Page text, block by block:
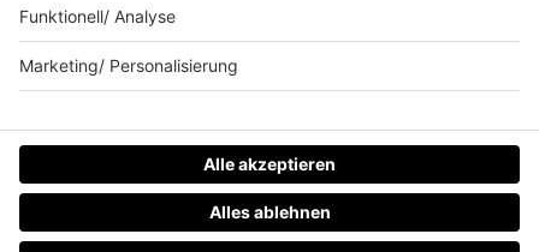
© barba radio. Ein Baby von Barbara Schöneberger und
REGIOCAST.